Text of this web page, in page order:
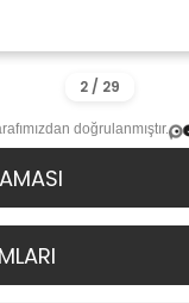
doğrulanmıştır.